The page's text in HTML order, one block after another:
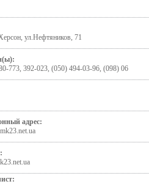
ул.Нефтяников, 71
773, 392-023, (050) 494-03-96, (098) 06
адрес: